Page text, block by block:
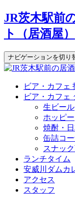
JR茨木駅前
ト（居酒屋）
ナビゲーションを切り
ビア・カフェ
ビア・カフェ
生ビール
ホッピー
焼酎・
缶詰コ
スナッ
ランチタイム
安威川ダムカ
アクセス
スタッフ